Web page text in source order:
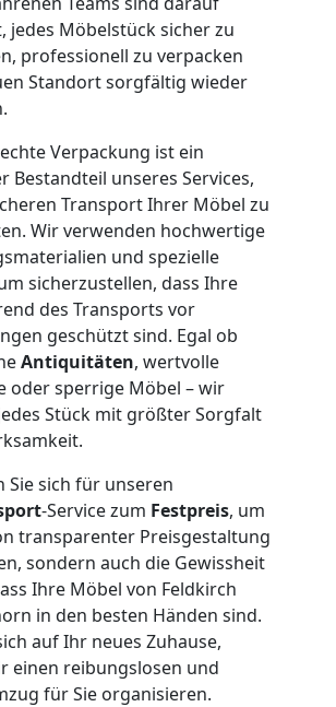
jedes Möbelstück sicher zu
professionell zu verpacken
Standort sorgfältig wieder
Verpackung ist ein
Bestandteil unseres Services,
Transport Ihrer Möbel zu
Wir verwenden hochwertige
und spezielle
sicherzustellen, dass Ihre
des Transports vor
geschützt sind. Egal ob
Antiquitäten, wertvolle
oder sperrige Möbel – wir
Stück mit größter Sorgfalt
Sie sich für unseren
-Service zum Festpreis, um
transparenter Preisgestaltung
sondern auch die Gewissheit
Ihre Möbel von Feldkirch
in den besten Händen sind.
auf Ihr neues Zuhause,
einen reibungslosen und
für Sie organisieren.